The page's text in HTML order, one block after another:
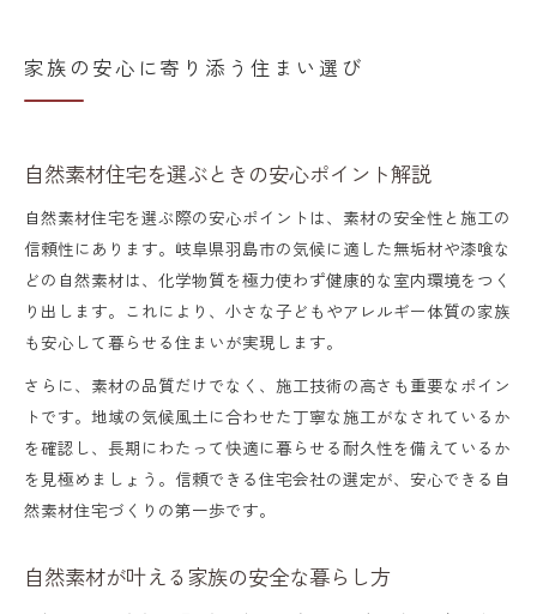
家族の安心に寄り添う住まい選び
自然素材住宅を選ぶときの安心ポイント解説
自然素材住宅を選ぶ際の安心ポイントは、素材の安全性と施工の
信頼性にあります。岐阜県羽島市の気候に適した無垢材や漆喰な
どの自然素材は、化学物質を極力使わず健康的な室内環境をつく
り出します。これにより、小さな子どもやアレルギー体質の家族
も安心して暮らせる住まいが実現します。
さらに、素材の品質だけでなく、施工技術の高さも重要なポイン
トです。地域の気候風土に合わせた丁寧な施工がなされているか
を確認し、長期にわたって快適に暮らせる耐久性を備えているか
を見極めましょう。信頼できる住宅会社の選定が、安心できる自
然素材住宅づくりの第一歩です。
自然素材が叶える家族の安全な暮らし方